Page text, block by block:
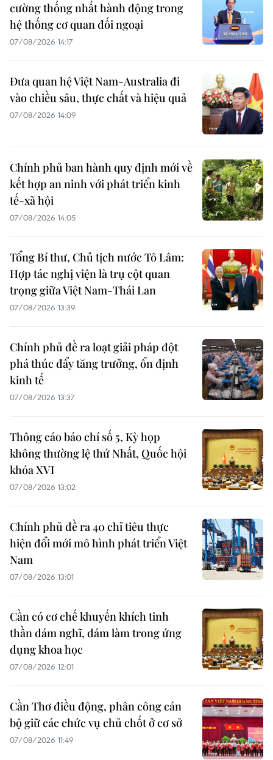
cường thống nhất hành động trong
hệ thống cơ quan đối ngoại
07/08/2026 14:17
Đưa quan hệ Việt Nam-Australia đi
vào chiều sâu, thực chất và hiệu quả
07/08/2026 14:09
Chính phủ ban hành quy định mới về
kết hợp an ninh với phát triển kinh
tế-xã hội
07/08/2026 14:05
Tổng Bí thư, Chủ tịch nước Tô Lâm:
Hợp tác nghị viện là trụ cột quan
trọng giữa Việt Nam-Thái Lan
07/08/2026 13:39
Chính phủ đề ra loạt giải pháp đột
phá thúc đẩy tăng trưởng, ổn định
kinh tế
07/08/2026 13:37
Thông cáo báo chí số 5, Kỳ họp
không thường lệ thứ Nhất, Quốc hội
khóa XVI
07/08/2026 13:02
Chính phủ đề ra 40 chỉ tiêu thực
hiện đổi mới mô hình phát triển Việt
Nam
07/08/2026 13:01
Cần có cơ chế khuyến khích tinh
thần dám nghĩ, dám làm trong ứng
dụng khoa học
07/08/2026 12:01
Cần Thơ điều động, phân công cán
bộ giữ các chức vụ chủ chốt ở cơ sở
07/08/2026 11:49